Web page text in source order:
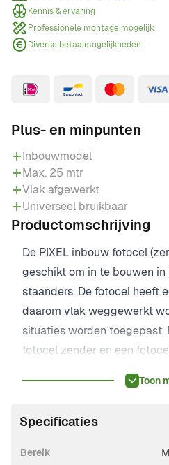
Kennis & ervaring
Professionele montage mogelijk
Diverse betaalmogelijkheden
Plus- en minpunten
Inbouwmodel
Max. 25 mtr
Vlak afgewerkt
Universeel bruikbaar
Productomschrijving
De PIXEL inbouw fotocel
geschikt om in te bouwen
staanders. De fotocel heeft
daarom vlak weggewerkt
situaties worden toegepast.
fotocel zender en een
inbouwbehuizing SC.PD
worden ingebouwd.
Toon
Specificaties
Bereik